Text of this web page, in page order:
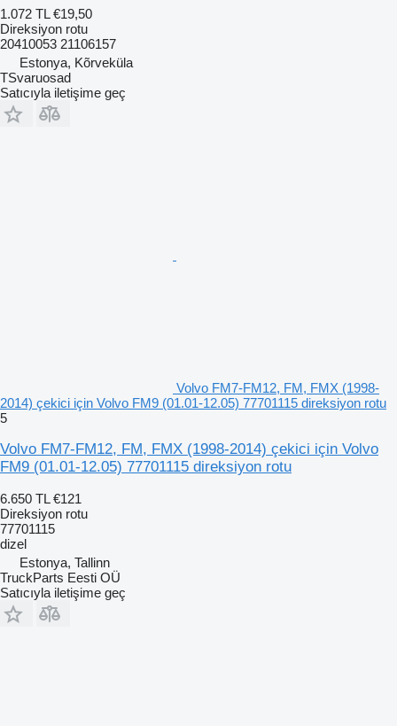
1.072 TL €19,50
Direksiyon rotu
20410053 21106157
Estonya, Kõrveküla
TSvaruosad
Satıcıyla iletişime geç
Volvo FM7-FM12, FM, FMX (1998-
2014) çekici için Volvo FM9 (01.01-12.05) 77701115 direksiyon rotu
5
Volvo FM7-FM12, FM, FMX (1998-2014) çekici için Volvo
FM9 (01.01-12.05) 77701115 direksiyon rotu
6.650 TL €121
Direksiyon rotu
77701115
dizel
Estonya, Tallinn
TruckParts Eesti OÜ
Satıcıyla iletişime geç